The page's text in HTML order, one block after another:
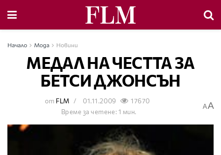
Начало Мода Новини
МЕДАЛ НА ЧЕСТТА ЗА
БЕТСИ ДЖОНСЪН
от FLM 01.11.2009
17670
Време за четене: 1 мин.
AA